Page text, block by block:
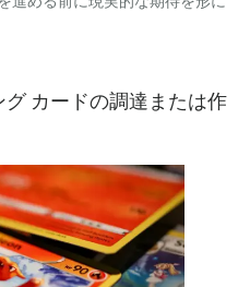
カードの調達または作